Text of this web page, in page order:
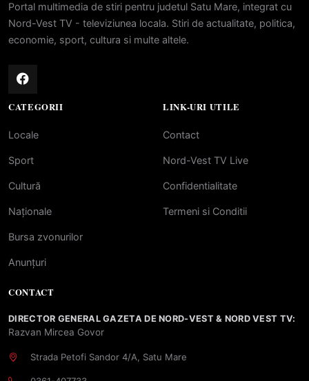
Portal multimedia de stiri pentru judetul Satu Mare, integrat cu
Nord-Vest TV - televiziunea locala. Stiri de actualitate, politica,
economie, sport, cultura si multe altele.
CATEGORII
Locale
Sport
Cultură
Naționale
Bursa zvonurilor
Anunțuri
LINK-URI UTILE
Contact
Nord-Vest TV Live
Confidentialitate
Termeni si Conditii
CONTACT
DIRECTOR GENERAL GAZETA DE NORD-VEST & NORD VEST TV:
Razvan Mircea Govor
Strada Petofi Sandor 4/A, Satu Mare